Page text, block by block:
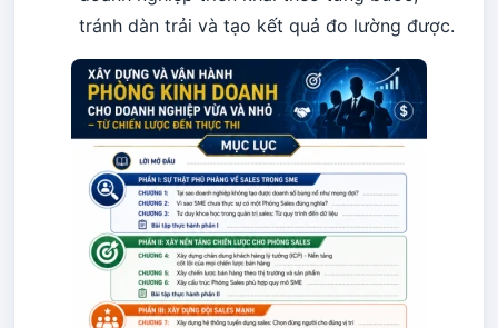
tránh dàn trải và tạo kết quả đo lường được.